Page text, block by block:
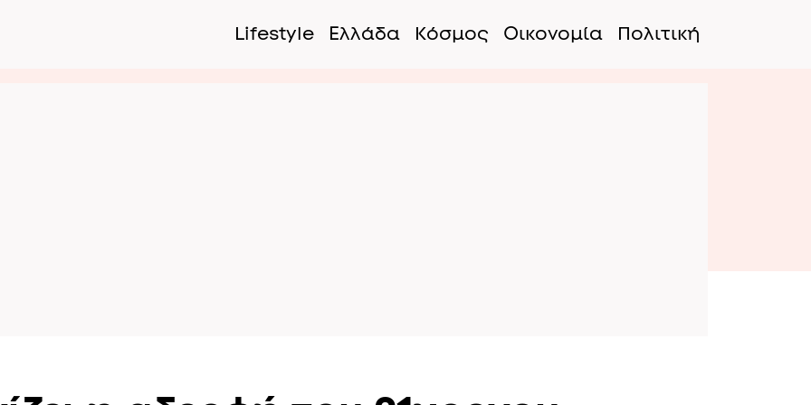
Lifestyle
Ελλάδα Κόσμος Οικονομία Πολιτική